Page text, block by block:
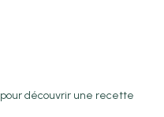
pour découvrir une recette